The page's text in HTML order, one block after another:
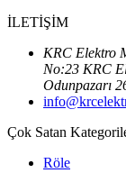
İLETİŞİM
KRC Elektro
No:23 KRC
Odunpazarı
Çok Satan
Röle